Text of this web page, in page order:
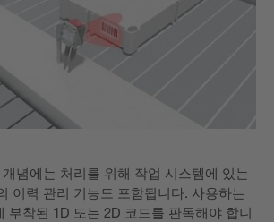
념에는 처리를 위해 작업 시스템에 있는
이력 관리 기능도 포함됩니다. 사용하는
부착된 1D 또는 2D 코드를 판독해야 합니